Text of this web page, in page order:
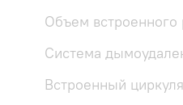
Объем встроенного
Система
Встроенный